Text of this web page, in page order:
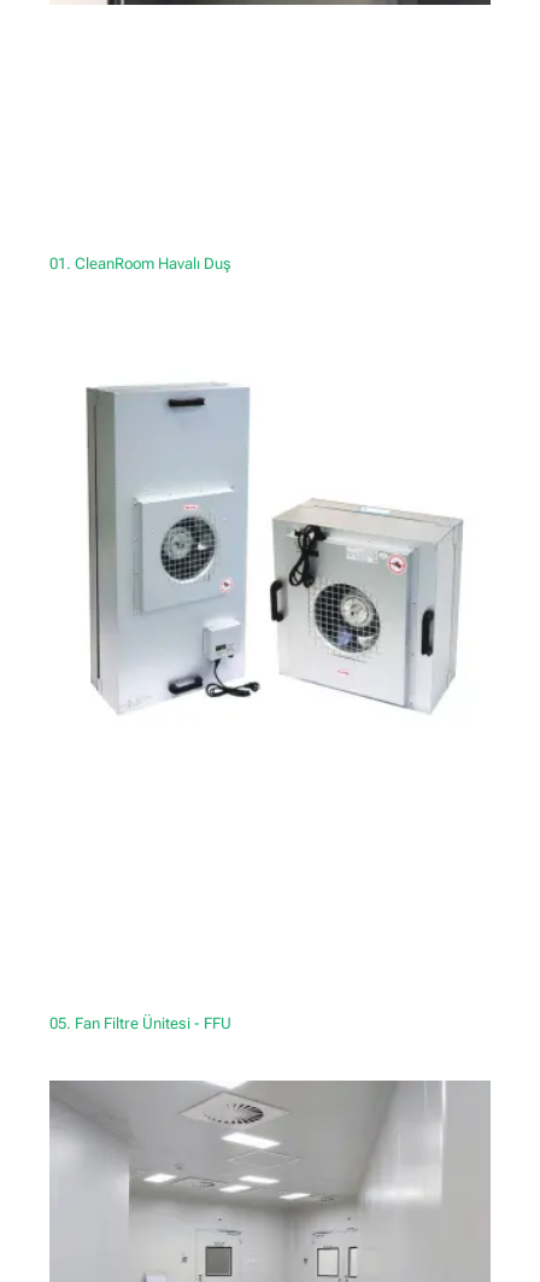
01. CleanRoom Havalı Duş
05. Fan Filtre Ünitesi - FFU